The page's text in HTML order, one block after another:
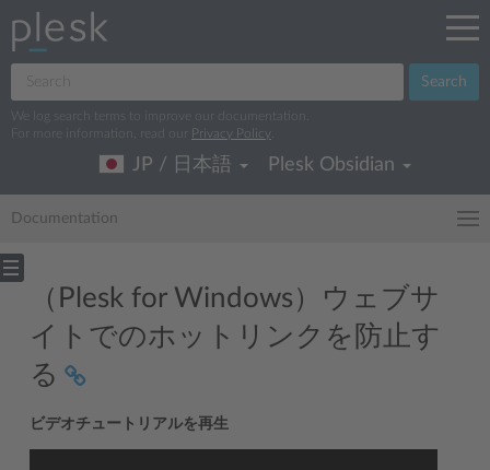
Search
We log search terms to improve our documentation.
For more information, read our
Privacy Policy
JP / 日本語 Plesk Obsidian
Documentation
（Plesk for Windows）ウェブサ
イトでのホットリンクを防止す
る
ビデオチュートリアルを再生